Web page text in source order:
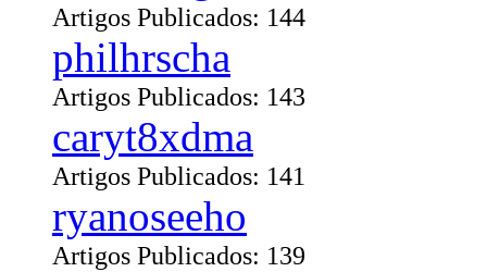
Artigos Publicados: 144
philhrscha
Artigos Publicados: 143
caryt8xdma
Artigos Publicados: 141
ryanoseeho
Artigos Publicados: 139